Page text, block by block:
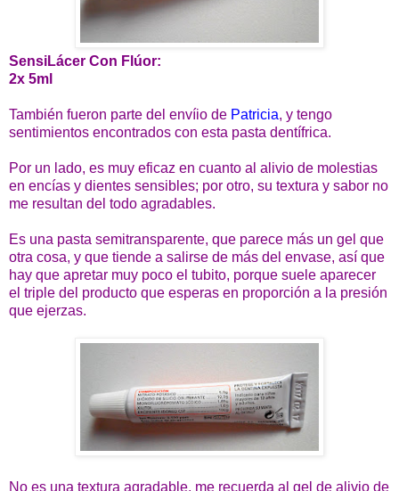
SensiLácer Con Flúor:
2x 5ml
También fueron parte del envíio de Patricia, y tengo
sentimientos encontrados con esta pasta dentífrica.
Por un lado, es muy eficaz en cuanto al alivio de molestias
en encías y dientes sensibles; por otro, su textura y sabor no
me resultan del todo agradables.
Es una pasta semitransparente, que parece más un gel que
otra cosa, y que tiende a salirse de más del envase, así que
hay que apretar muy poco el tubito, porque suele aparecer
el triple del producto que esperas en proporción a la presión
que ejerzas.
No es una textura agradable, me recuerda al gel de alivio de